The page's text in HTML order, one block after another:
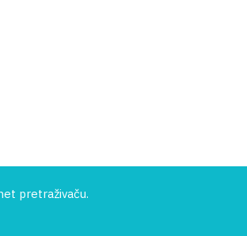
pretraživaču.